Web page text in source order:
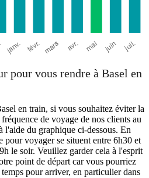
pour vous rendre à Basel en
en train, si vous souhaitez éviter la
de voyage de nos clients au
l'aide du graphique ci-dessous. En
pour voyager se situent entre 6h30 et
le soir. Veuillez garder cela à l'esprit
point de départ car vous pourriez
pour arriver, en particulier dans